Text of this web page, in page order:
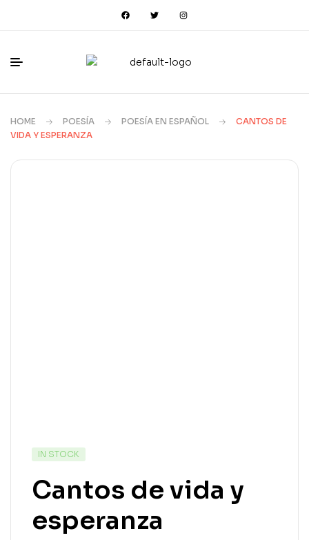
HOME POESÍA POESÍA EN ESPAÑOL
CANTOS DE
VIDA Y ESPERANZA
IN STOCK
Cantos de vida y
esperanza